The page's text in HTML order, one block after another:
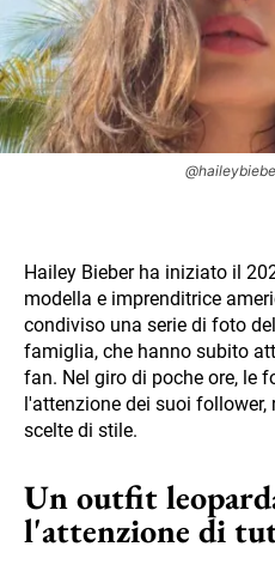
Hailey Bieber ha iniziato il
modella e imprenditrice
condiviso una serie di foto
famiglia, che hanno subito
fan. Nel giro di poche ore, le
l'attenzione dei suoi
scelte di stile.
Un outfit
l'attenzione di